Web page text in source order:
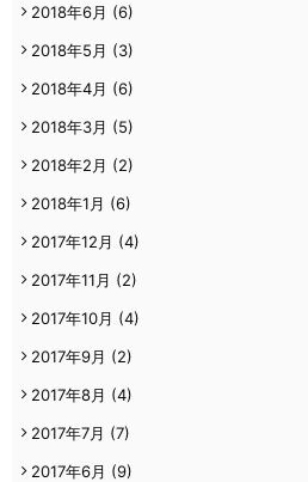
2018年6月 (6)
2018年5月 (3)
2018年4月 (6)
2018年3月 (5)
2018年2月 (2)
2018年1月 (6)
2017年12月 (4)
2017年11月 (2)
2017年10月 (4)
2017年9月 (2)
2017年8月 (4)
2017年7月 (7)
2017年6月 (9)